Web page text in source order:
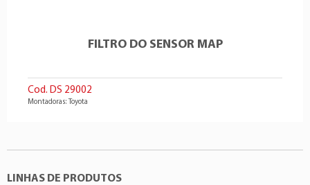
FILTRO DO SENSOR MAP
Cod. DS 29002
Montadoras: Toyota
LINHAS DE PRODUTOS